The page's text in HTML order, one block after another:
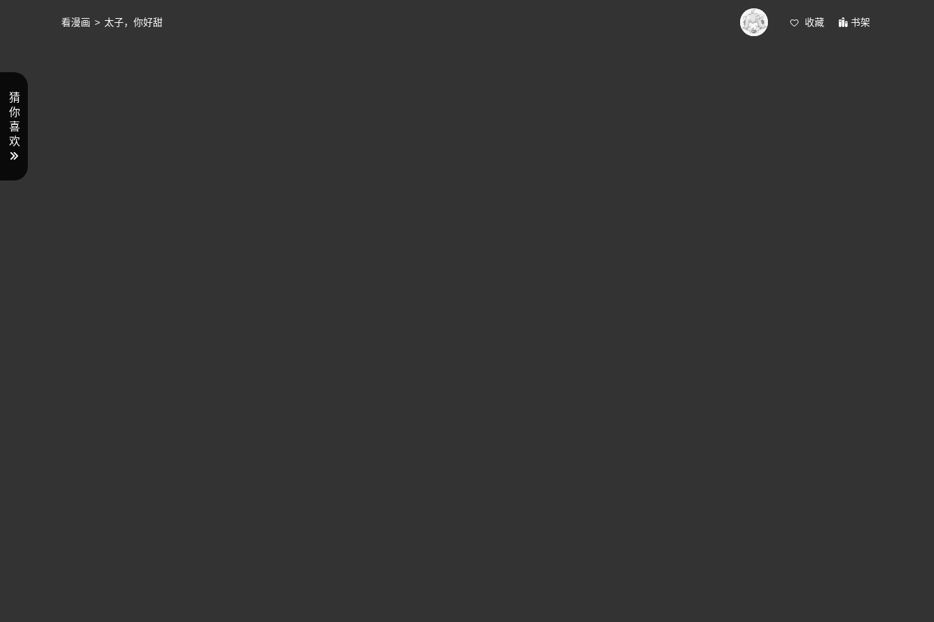
收藏 书架
看漫画 > 太子，你好甜
猜
你
喜
欢